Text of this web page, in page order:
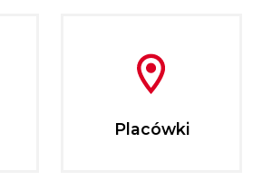
Placówki